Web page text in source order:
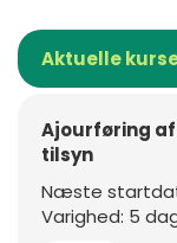
Aktuelle
Ajourføring
tilsyn
Næste
Varighed: 5